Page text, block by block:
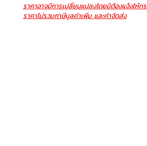
ราคาอาจมีการเปลี่ยนแปลงโดยมิต้องแจ้งให้ท
ราคาไม่รวมภาษีมูลค่าเพิ่ม และค่าจัดส่ง